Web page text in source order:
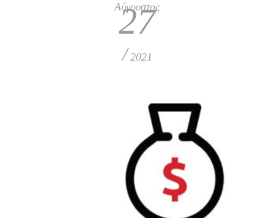
Αύγουστος
27
/ 2021